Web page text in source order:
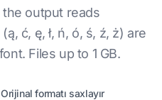
output reads
ć, ę, ł, ń, ó, ś, ź, ż) are
Files up to 1 GB.
Orijinal formatı saxlayır